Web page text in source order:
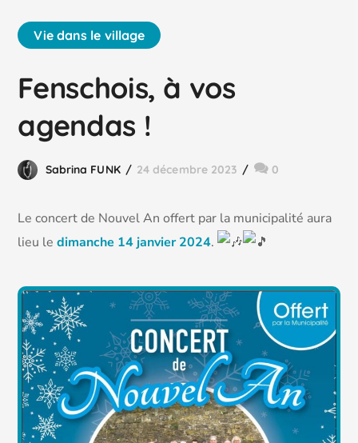
Vie dans le village
Fenschois, à vos
agendas !
Sabrina FUNK 24 décembre 2023 0
Le concert de Nouvel An offert par la municipalité aura
lieu ledimanche 14 janvier 2024.